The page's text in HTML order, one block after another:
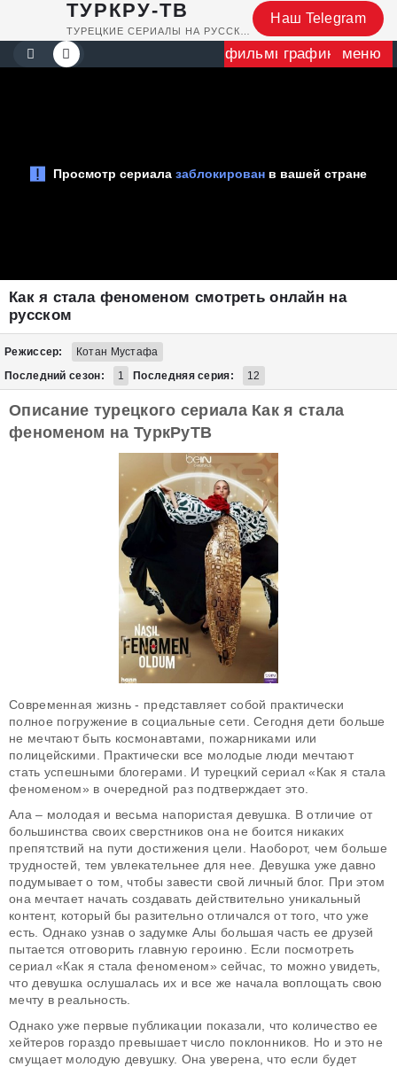
ТУРКРУ-ТВ Наш Telegram
фильмыграфик меню
Как я стала феноменом смотреть онлайн на
русском
Режиссер:
Котан Мустафа
Последний сезон:
1 Последняя серия: 12
Описание турецкого сериала Как я стала
феноменом на ТуркРуТВ
Современная жизнь - представляет собой практически
полное погружение в социальные сети. Сегодня дети больше
не мечтают быть космонавтами, пожарниками или
полицейскими. Практически все молодые люди мечтают
стать успешными блогерами. И турецкий сериал «Как я стала
феноменом» в очередной раз подтверждает это.
Ала – молодая и весьма напористая девушка. В отличие от
большинства своих сверстников она не боится никаких
препятствий на пути достижения цели. Наоборот, чем больше
трудностей, тем увлекательнее для нее. Девушка уже давно
подумывает о том, чтобы завести свой личный блог. При этом
она мечтает начать создавать действительно уникальный
контент, который бы разительно отличался от того, что уже
есть. Однако узнав о задумке Алы большая часть ее друзей
пытается отговорить главную героиню. Если посмотреть
сериал «Как я стала феноменом» сейчас, то можно увидеть,
что девушка ослушалась их и все же начала воплощать свою
мечту в реальность.
Однако уже первые публикации показали, что количество ее
хейтеров гораздо превышает число поклонников. Но и это не
смущает молодую девушку. Она уверена, что если будет